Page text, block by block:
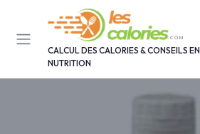
CALCUL DES CALORIES & CONSEILS EN
NUTRITION
Panneau de gestion des cookies